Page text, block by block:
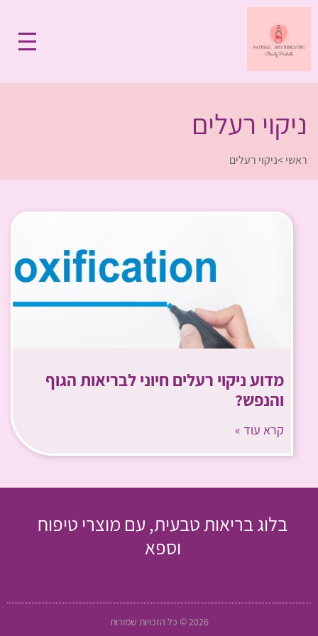
ניקוי רעלים
ראשי>ניקוי רעלים
מדוע ניקוי רעלים חיוני לבריאות הגוף
והנפש?
קרא עוד »
בלוג בריאות טבעית, עם מוצרי טיפוח
וספא
2026 © כל הזכויות שמורות